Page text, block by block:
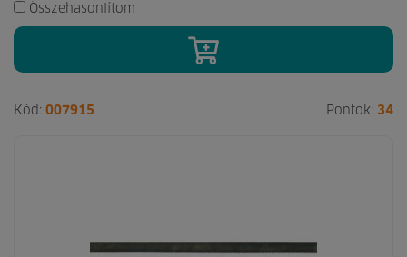
Összehasonlítom
Kód: 007915 Pontok: 34